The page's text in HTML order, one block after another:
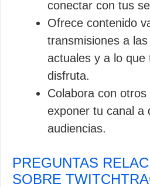
conectar con tus
Ofrece contenido
transmisiones a
actuales y a lo que
disfruta.
Colabora con
exponer tu canal a
audiencias.
PREGUNTAS
SOBRE